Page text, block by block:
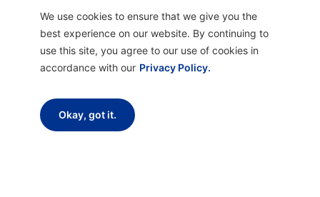
关于我们
Providence Health Plan 提供商业团体、个人健康保障和 ASO 服务。
Providence Health Assurance 是一家 HMO、HMO-POS 和 HMO SNP，与
We use cookies to ensure that we give you the
best experience on our website. By continuing to
use this site, you agree to our use of cookies in
accordance with our Privacy Policy.
Okay, got it.